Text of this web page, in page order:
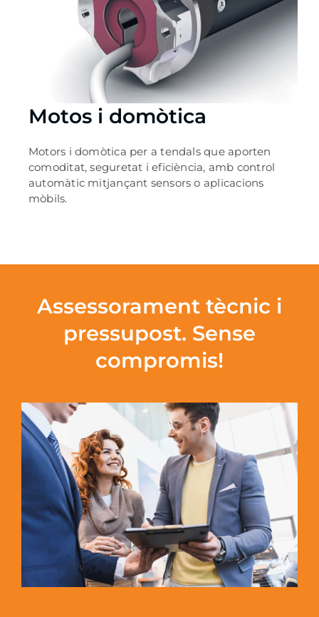
Motos i domòtica
Motors i domòtica per a tendals que aporten
comoditat, seguretat i eficiència, amb control
automàtic mitjançant sensors o aplicacions
mòbils.
Assessorament tècnic i
pressupost. Sense
compromis!